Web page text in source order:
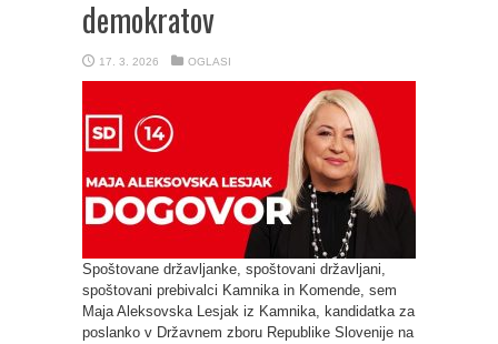
demokratov
17. 3. 2026 OGLASI
Spoštovane državljanke, spoštovani državljani,
spoštovani prebivalci Kamnika in Komende, sem
Maja Aleksovska Lesjak iz Kamnika, kandidatka za
poslanko v Državnem zboru Republike Slovenije na